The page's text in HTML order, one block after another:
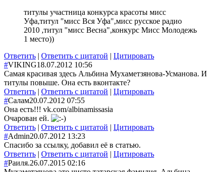
титулы участница конкурса красоты мисс
Уфа,титул "мисс Вся Уфа",мисс русское радио
2010 ,титул "мисс Весна",конкурс Мисс Молодежь
1 место))
Ответить | Ответить с цитатой | Цитировать
#VIKING18.07.2012 10:56
Самая красивая здесь Альбина Мухаметзянова-Усманова. И
титулы повыше. Она есть вконтакте?
Ответить | Ответить с цитатой | Цитировать
#Салам20.07.2012 07:55
Она есть!!! vk.com/albinamissasia
Очарован ей.
Ответить | Ответить с цитатой | Цитировать
#Admin20.07.2012 13:23
Спасибо за ссылку, добавил её в статью.
Ответить | Ответить с цитатой | Цитировать
#Раиля.26.07.2015 02:16